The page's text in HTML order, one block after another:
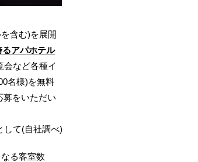
含む)を展開
アパホテル
会など各種イ
名様)を無料
募をいただい
て(自社調べ)
る客室数